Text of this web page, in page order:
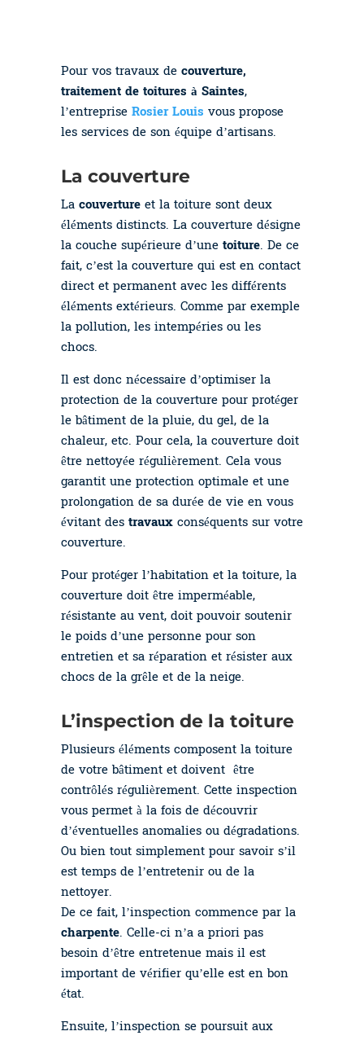
Pour vos travaux decouverture,
traitement de toitures à Saintes,
l’entrepriseRosier Louis vous propose
les services de son équipe d’artisans.
La couverture
Lacouvertureet la toiture sont deux
éléments distincts. La couverture désigne
la couche supérieure d’unetoiture. De ce
fait, c’est la couverture qui est en contact
direct et permanent avec les différents
éléments extérieurs. Comme par exemple
la pollution, les intempéries ou les
chocs.
Il est donc nécessaire d’optimiser la
protection de la couverture pour protéger
le bâtiment de la pluie, du gel, de la
chaleur, etc. Pour cela, la couverture doit
être nettoyée régulièrement. Cela vous
garantit une protection optimale et une
prolongation de sa durée de vie en vous
évitant destravauxconséquents sur votre
couverture.
Pour protéger l’habitation et la toiture, la
couverture doit être imperméable,
résistante au vent, doit pouvoir soutenir
le poids d’une personne pour son
entretien et sa réparation et résister aux
chocs de la grêle et de la neige.
L’inspection de la toiture
Plusieurs éléments composent la toiture
de votre bâtiment et doivent être
contrôlés régulièrement. Cette inspection
vous permet à la fois de découvrir
d’éventuelles anomalies ou dégradations.
Ou bien tout simplement pour savoir s’il
est temps de l’entretenir ou de la
nettoyer.
De ce fait, l’inspection commence par la
charpente. Celle-ci n’a a priori pas
besoin d’être entretenue mais il est
important de vérifier qu’elle est en bon
état.
Ensuite, l’inspection se poursuit aux